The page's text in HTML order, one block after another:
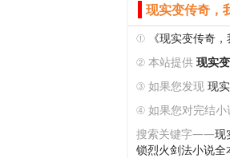
现实变传奇，
① 《现实变传奇
② 本站提供 现实
③ 如果您发现 现
④ 如果您对完结小
搜索关键字——现
锁烈火剑法小说全